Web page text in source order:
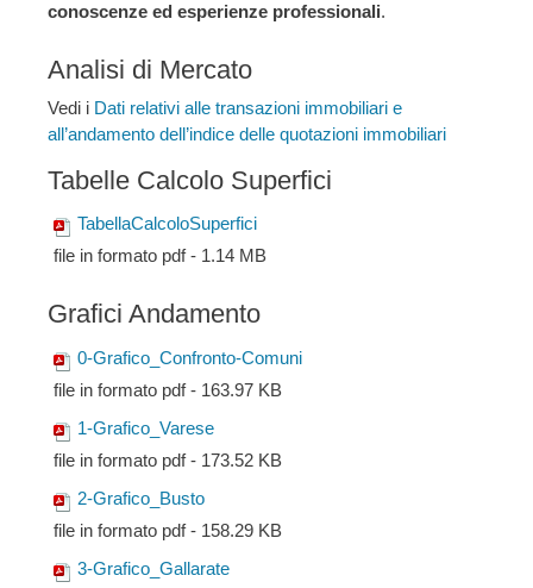
conoscenze ed esperienze professionali.
Analisi di Mercato
Vedi i Dati relativi alle transazioni immobiliari e
all’andamento dell’indice delle quotazioni immobiliari
Tabelle Calcolo Superfici
TabellaCalcoloSuperfici
file in formato pdf - 1.14 MB
Grafici Andamento
0-Grafico_Confronto-Comuni
file in formato pdf - 163.97 KB
1-Grafico_Varese
file in formato pdf - 173.52 KB
2-Grafico_Busto
file in formato pdf - 158.29 KB
3-Grafico_Gallarate